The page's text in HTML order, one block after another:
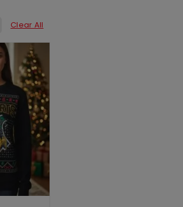
Clear All